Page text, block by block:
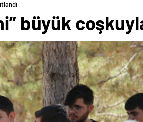
büyük